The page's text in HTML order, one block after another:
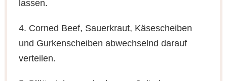
lassen.
4. Corned Beef, Sauerkraut, Käsescheiben
und Gurkenscheiben abwechselnd darauf
verteilen.